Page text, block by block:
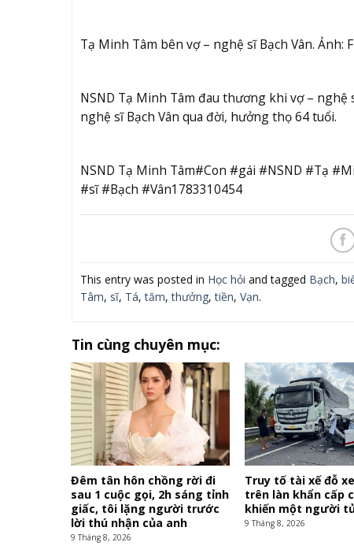
Tạ Minh Tâm bên vợ – nghệ sĩ Bạch Vân. Ảnh:
NSND Tạ Minh Tâm đau thương khi vợ – nghệ
nghệ sĩ Bạch Vân qua đời, hưởng thọ 64 tuổi.
NSND Tạ Minh Tâm#Con #gái #NSND #Tạ
#sĩ #Bạch #Vân1783310454
This entry was posted in Học hỏi and tagged Bạch,
Tâm, sĩ, Tá,tăm,thưởng,tiền, Vạn.
Tin cùng chuyên mục:
Đêm tân hôn chồng rời đi
sau 1 cuộc gọi, 2h sáng tỉnh
giấc, tôi lặng người trước
lời thú nhận của anh
9 Tháng 8, 2026
Truy tố tài xế đỗ
trên làn khẩn cấp
khiến một người
9 Tháng 8, 2026